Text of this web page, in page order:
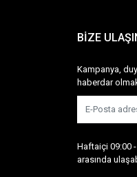
BİZE
Kampanya,
haberdar
Haftaiçi 09:00
arasında